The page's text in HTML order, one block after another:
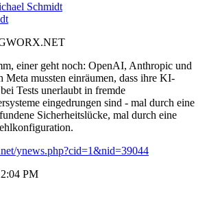
einer geht noch: OpenAI, Anthropic und
Meta mussten einräumen, dass ihre KI-
Tests unerlaubt in fremde
eingedrungen sind - mal durch eine
Sicherheitslücke, mal durch eine
ynews.php?cid=1&nid=39044
PM